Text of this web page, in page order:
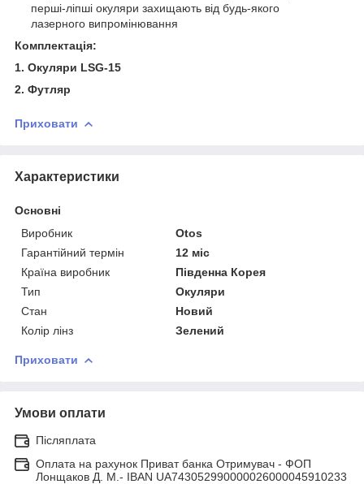
перші-ліпші окуляри захищають від будь-якого
лазерного випромінювання
Комплектація:
1. Окуляри LSG-15
2. Футляр
Приховати
Характеристики
Основні
Виробник
Otos
Гарантійний термін
12 міс
Країна виробник
Південна Корея
Тип
Окуляри
Стан
Новий
Колір лінз
Зелений
Приховати
Умови оплати
Післяплата
Оплата на рахунок Приват банка Отримувач - ФОП
Лонщаков Д. М.- IBAN UA743052990000026000045910233